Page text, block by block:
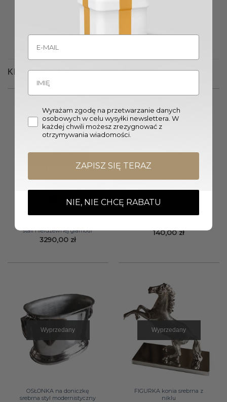
SŁOŃ szare matowe
89,00zł 86,90zł
KLIENCI OGLĄDALI RÓWNIEŻ
LUSTRO STOJĄCE złote
stali nierdzewnej glamour
3290,00 zł
ŚWIECZNIK nowoczesny
140,00zł
Wyprzedany
OSŁONKA na doniczkę
srebrna styl modernistyczny
Wyprzedany
FIGURKA konia srebrna z
niklu
Wyrażam zgodę na przetwarzanie danych
osobowych w celu wysyłki newslettera. W
każdej chwili możesz zrezygnować z
otrzymywania wiadomości.
ZAPISZ SIĘ TERAZ
NIE, NIE CHCĘ RABATU